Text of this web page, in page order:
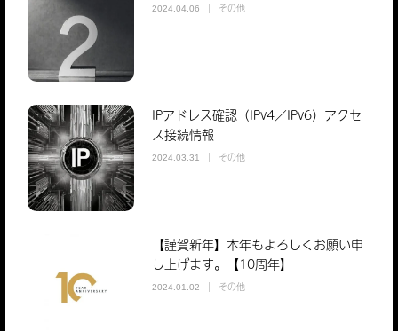
2024.04.06 その他
IPアドレス確認（IPv4／IPv6）アクセ
ス接続情報
2024.03.31 その他
【謹賀新年】本年もよろしくお願い申
し上げます。【10周年】
2024.01.02 その他